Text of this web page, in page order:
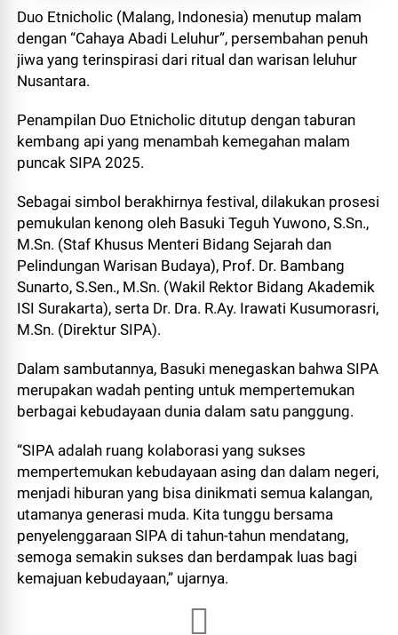
Duo Etnicholic (Malang, Indonesia) menutup malam
dengan “Cahaya Abadi Leluhur”, persembahan penuh
jiwa yang terinspirasi dari ritual dan warisan leluhur
Nusantara.
Penampilan Duo Etnicholic ditutup dengan taburan
kembang api yang menambah kemegahan malam
puncak SIPA 2025.
Sebagai simbol berakhirnya festival, dilakukan prosesi
pemukulan kenong oleh Basuki Teguh Yuwono, S.Sn.,
M.Sn. (Staf Khusus Menteri Bidang Sejarah dan
Pelindungan Warisan Budaya), Prof. Dr. Bambang
Sunarto, S.Sen., M.Sn. (Wakil Rektor Bidang Akademik
ISI Surakarta), serta Dr. Dra. R.Ay. Irawati Kusumorasri,
M.Sn. (Direktur SIPA).
Dalam sambutannya, Basuki menegaskan bahwa SIPA
merupakan wadah penting untuk mempertemukan
berbagai kebudayaan dunia dalam satu panggung.
“SIPA adalah ruang kolaborasi yang sukses
mempertemukan kebudayaan asing dan dalam negeri,
menjadi hiburan yang bisa dinikmati semua kalangan,
utamanya generasi muda. Kita tunggu bersama
penyelenggaraan SIPA di tahun-tahun mendatang,
semoga semakin sukses dan berdampak luas bagi
kemajuan kebudayaan,” ujarnya.